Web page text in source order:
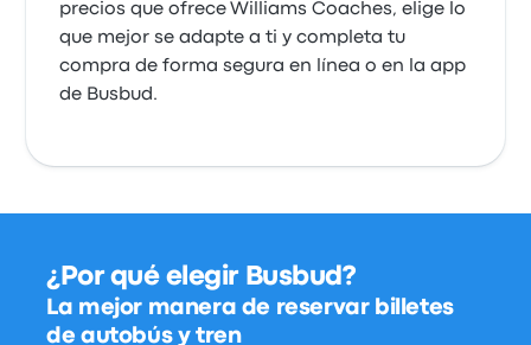
precios que ofrece Williams Coaches, elige lo
que mejor se adapte a ti y completa tu
compra de forma segura en línea o en la app
de Busbud.
¿Por qué elegir Busbud?
La mejor manera de reservar billetes
de autobús y tren